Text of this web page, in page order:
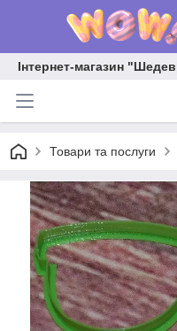
Інтернет-магазин
Товари та послуги